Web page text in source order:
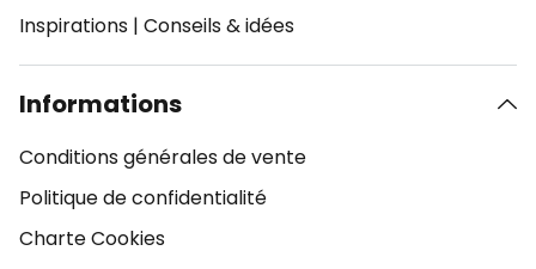
Inspirations | Conseils & idées
Informations
Conditions générales de vente
Politique de confidentialité
Charte Cookies